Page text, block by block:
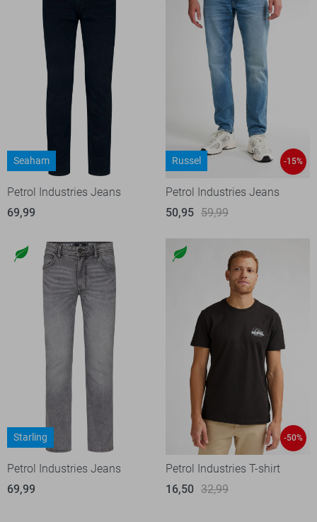
Seaham
Petrol Industries Jeans
69,99
Russel -15%
Petrol Industries Jeans
50,95 59,99
Starling
Petrol Industries Jeans
69,99
-50%
Petrol Industries T-shirt
16,50 32,99